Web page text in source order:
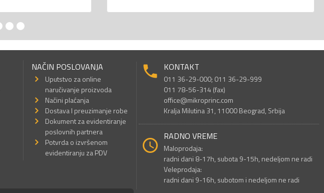
NAČIN POSLOVANJA
Uputstvo za online
naručivanje proizvoda
Načini plaćanja
Dostava I preuzimanje robe
Dokument za evidentiranje
poslovnih partnera
Potvrda o izvršenom
evidentiranju za PDV
KONTAKT
011 36-29-000; 011 36-29-999
011 78-56-314 (fax)
office@mikroprinc.com
Kralja Milutina 31, 11000 Beograd, Srbija
RADNO VREME
Maloprodaja:
radni dani 8-17h, subota 9-15h, nedeljom ne radi
Veleprodaja:
radni dani 9-16h, subotom i nedeljom ne radi